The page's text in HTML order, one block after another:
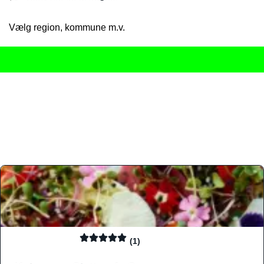
Vælg region, kommune m.v.
(1)